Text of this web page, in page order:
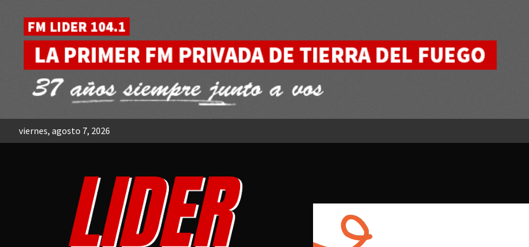
content
viernes, agosto 7, 2026